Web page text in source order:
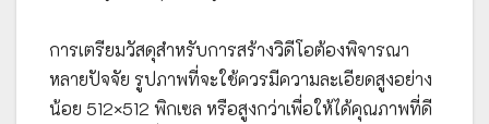
การเตรียมวัสดุสำหรับการสร้างวิดีโอต้องพิจารณา
หลายปัจจัย รูปภาพที่จะใช้ควรมีความละเอียดสูงอย่าง
น้อย 512×512 พิกเซล หรือสูงกว่าเพื่อให้ได้คุณภาพที่ดี